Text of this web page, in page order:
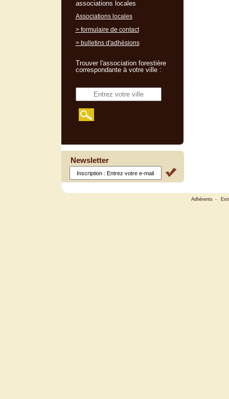
associations locales
Associations locales
> formulaire de contact
> bulletins d'adhésions
Trouver l'association forestière
correspondante à votre ville :
Newsletter
Adhérents -